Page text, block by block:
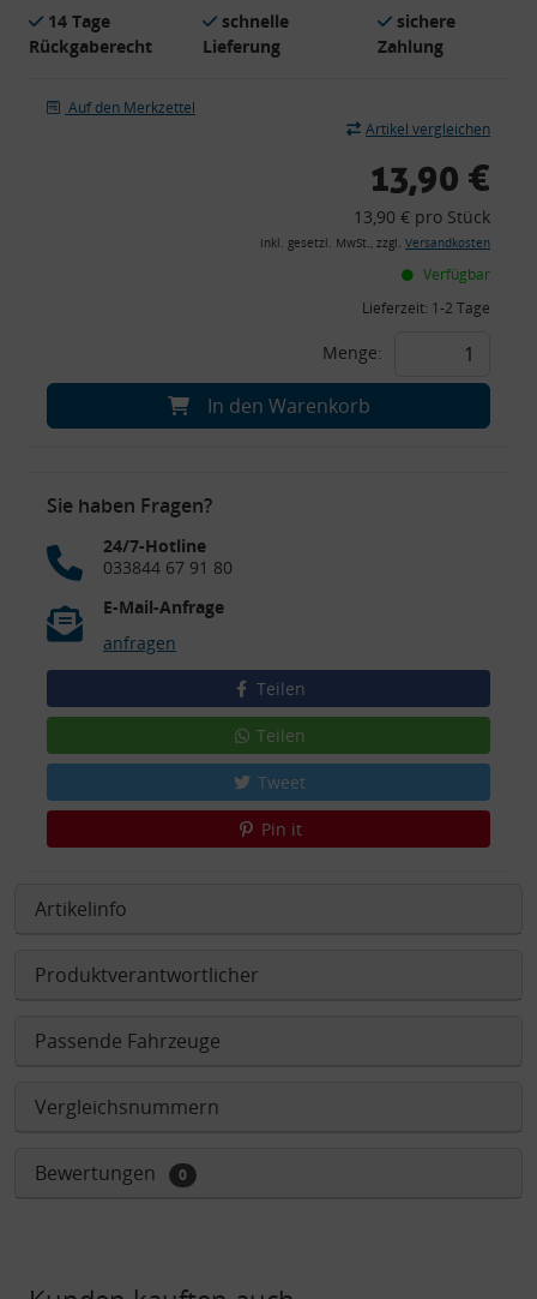
14 Tage
Rückgaberecht
schnelle
Lieferung
sichere
Zahlung
Auf den Merkzettel
Artikel vergleichen
13,90 €
13,90 € pro Stück
inkl. gesetzl. MwSt., zzgl. Versandkosten
Verfügbar
Lieferzeit: 1-2 Tage
Menge:
In den Warenkorb
Sie haben Fragen?
24/7-Hotline
033844 67 91 80
E-Mail-Anfrage
anfragen
Teilen
Teilen
Tweet
Pin it
Artikelinfo
Produktverantwortlicher
Passende Fahrzeuge
Vergleichsnummern
Bewertungen 0